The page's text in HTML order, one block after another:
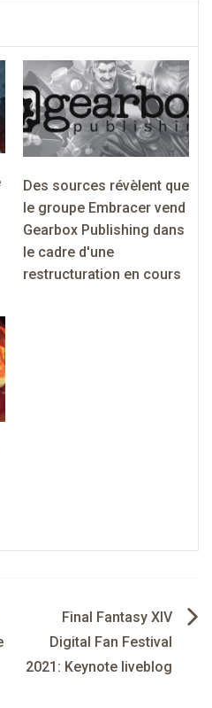
Des sources révèlent que
le groupe Embracer vend
Gearbox Publishing dans
le cadre d'une
restructuration en cours
Final Fantasy XIV
Digital Fan Festival
2021: Keynote liveblog